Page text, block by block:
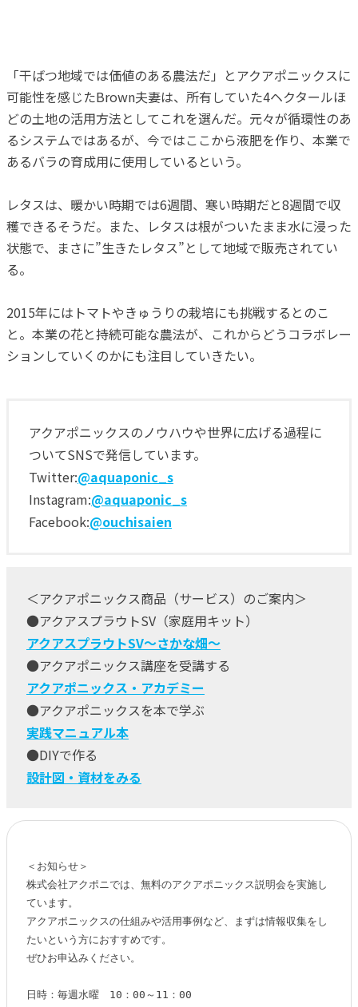
「干ばつ地域では価値のある農法だ」とアクアポニックスに
可能性を感じたBrown夫妻は、所有していた4ヘクタールほ
どの土地の活用方法としてこれを選んだ。元々が循環性のあ
るシステムではあるが、今ではここから液肥を作り、本業で
あるバラの育成用に使用しているという。
レタスは、暖かい時期では6週間、寒い時期だと8週間で収
穫できるそうだ。また、レタスは根がついたまま水に浸った
状態で、まさに”生きたレタス”として地域で販売されてい
る。
2015年にはトマトやきゅうりの栽培にも挑戦するとのこ
と。本業の花と持続可能な農法が、これからどうコラボレー
ションしていくのかにも注目していきたい。
アクアポニックスのノウハウや世界に広げる過程に
ついてSNSで発信しています。
Twitter:@aquaponic_s
Instagram:@aquaponic_s
Facebook:@ouchisaien
＜アクアポニックス商品（サービス）のご案内＞
●アクアスプラウトSV（家庭用キット）
アクアスプラウトSV～さかな畑～
●アクアポニックス講座を受講する
アクアポニックス・アカデミー
●アクアポニックスを本で学ぶ
実践マニュアル本
●DIYで作る
設計図・資材をみる
＜お知らせ＞
株式会社アクポニでは、無料のアクアポニックス説明会を実施し
ています。
アクアポニックスの仕組みや活用事例など、まずは情報収集をし
たいという方におすすめです。
ぜひお申込みください。
日時：毎週水曜　10：00～11：00